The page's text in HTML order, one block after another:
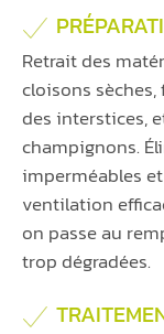
Retrait des
cloisons
des interstices,
champignons.
imperméables
ventilation
on passe au
trop dégradées.